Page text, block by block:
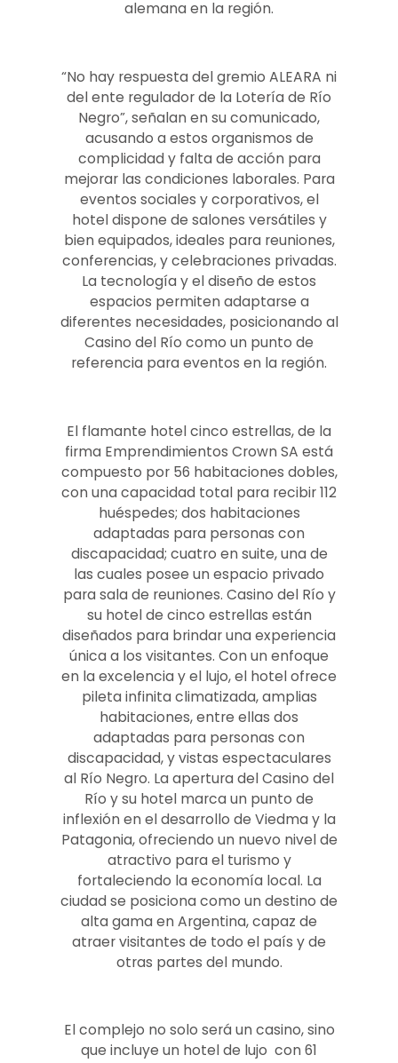
alemana en la región.
“No hay respuesta del gremio ALEARA ni
del ente regulador de la Lotería de Río
Negro”, señalan en su comunicado,
acusando a estos organismos de
complicidad y falta de acción para
mejorar las condiciones laborales. Para
eventos sociales y corporativos, el
hotel dispone de salones versátiles y
bien equipados, ideales para reuniones,
conferencias, y celebraciones privadas.
La tecnología y el diseño de estos
espacios permiten adaptarse a
diferentes necesidades, posicionando al
Casino del Río como un punto de
referencia para eventos en la región.
El flamante hotel cinco estrellas, de la
firma Emprendimientos Crown SA está
compuesto por 56 habitaciones dobles,
con una capacidad total para recibir 112
huéspedes; dos habitaciones
adaptadas para personas con
discapacidad; cuatro en suite, una de
las cuales posee un espacio privado
para sala de reuniones. Casino del Río y
su hotel de cinco estrellas están
diseñados para brindar una experiencia
única a los visitantes. Con un enfoque
en la excelencia y el lujo, el hotel ofrece
pileta infinita climatizada, amplias
habitaciones, entre ellas dos
adaptadas para personas con
discapacidad, y vistas espectaculares
al Río Negro. La apertura del Casino del
Río y su hotel marca un punto de
inflexión en el desarrollo de Viedma y la
Patagonia, ofreciendo un nuevo nivel de
atractivo para el turismo y
fortaleciendo la economía local. La
ciudad se posiciona como un destino de
alta gama en Argentina, capaz de
atraer visitantes de todo el país y de
otras partes del mundo.
El complejo no solo será un casino, sino
que incluye un hotel de lujo con 61